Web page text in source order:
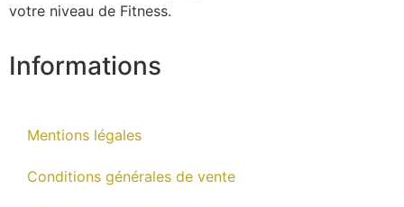
votre niveau de Fitness.
Informations
Mentions légales
Conditions générales de vente